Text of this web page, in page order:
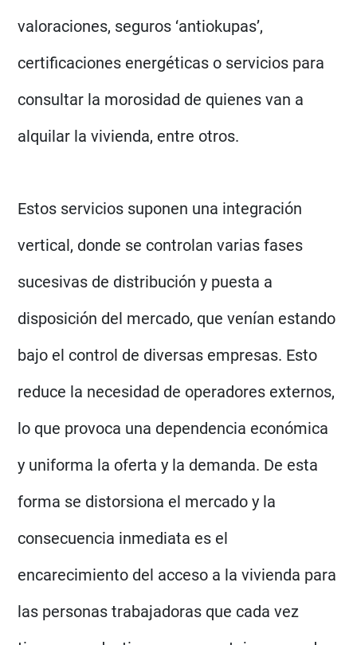
valoraciones, seguros ‘antiokupas’,
certificaciones energéticas o servicios para
consultar la morosidad de quienes van a
alquilar la vivienda, entre otros.
Estos servicios suponen una integración
vertical, donde se controlan varias fases
sucesivas de distribución y puesta a
disposición del mercado, que venían estando
bajo el control de diversas empresas. Esto
reduce la necesidad de operadores externos,
lo que provoca una dependencia económica
y uniforma la oferta y la demanda. De esta
forma se distorsiona el mercado y la
consecuencia inmediata es el
encarecimiento del acceso a la vivienda para
las personas trabajadoras que cada vez